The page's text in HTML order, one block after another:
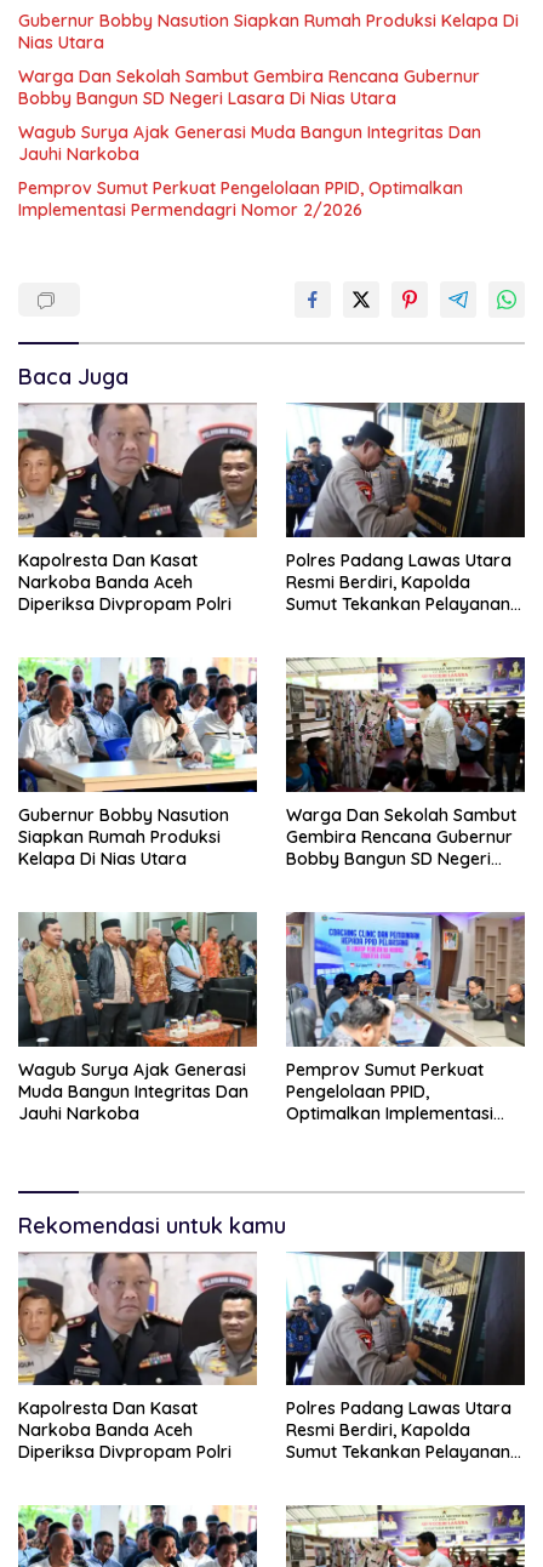
Gubernur Bobby Nasution Siapkan Rumah Produksi Kelapa Di
Nias Utara
Warga Dan Sekolah Sambut Gembira Rencana Gubernur
Bobby Bangun SD Negeri Lasara Di Nias Utara
Wagub Surya Ajak Generasi Muda Bangun Integritas Dan
Jauhi Narkoba
Pemprov Sumut Perkuat Pengelolaan PPID, Optimalkan
Implementasi Permendagri Nomor 2/2026
Baca Juga
Kapolresta Dan Kasat
Narkoba Banda Aceh
Diperiksa Divpropam Polri
Polres Padang Lawas Utara
Resmi Berdiri, Kapolda
Sumut Tekankan Pelayanan
Gubernur Bobby Nasution
Siapkan Rumah Produksi
Kelapa Di Nias Utara
Warga Dan Sekolah Sambut
Gembira Rencana Gubernur
Bobby Bangun SD Negeri
Wagub Surya Ajak Generasi
Muda Bangun Integritas Dan
Jauhi Narkoba
Pemprov Sumut Perkuat
Pengelolaan PPID,
Optimalkan Implementasi
Rekomendasi untuk kamu
Kapolresta Dan Kasat
Narkoba Banda Aceh
Diperiksa Divpropam Polri
Polres Padang Lawas Utara
Resmi Berdiri, Kapolda
Sumut Tekankan Pelayanan